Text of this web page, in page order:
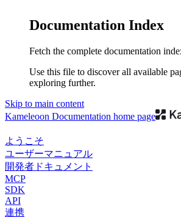
Documentation Index
Fetch the complete documentation
Use this file to discover all available
exploring further.
Skip to main content
Kameleoon Documentation home page
ようこそ
ユーザーマニュアル
開発者ドキュメント
MCP
SDK
API
連携